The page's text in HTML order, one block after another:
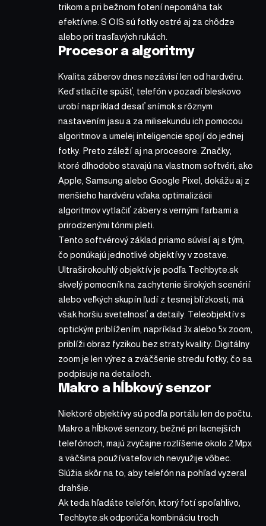
trikom a pri bežnom fotení nepomáha tak
efektívne. S OIS sú fotky ostré aj za chôdze
alebo pri trasľavých rukách.
Procesor a algoritmy
Kvalita záberov dnes nezávisí len od hardvéru.
Keď stlačíte spúšť, telefón v pozadí bleskovo
urobí napríklad desať snímok s rôznym
nastavením jasu a za milisekundu ich pomocou
algoritmov a umelej inteligencie spojí do jednej
fotky. Preto záleží aj na procesore. Značky,
ktoré dlhodobo stavajú na vlastnom softvéri, ako
Apple, Samsung alebo Google Pixel, dokážu aj z
menšieho hardvéru vďaka optimalizácii
algoritmov vytlačiť zábery s vernými farbami a
prirodzenými tónmi pleti.
Tento softvérový základ priamo súvisí aj s tým,
čo ponúkajú jednotlivé objektívy v zostave.
Ultraširokouhlý objektív je podľa Techbyte.sk
skvelý pomocník na zachytenie širokých scenérií
alebo veľkých skupín ľudí z tesnej blízkosti, má
však horšiu svetelnosť a detaily. Teleobjektív s
optickým priblížením, napríklad 3x alebo 5x zoom,
priblíži obraz fyzikou bez straty kvality. Digitálny
zoom je len výrez a zväčšenie stredu fotky, čo sa
podpisuje na detailoch.
Makro a hĺbkový senzor
Niektoré objektívy sú podľa portálu len do počtu.
Makro a hĺbkové senzory, bežné pri lacnejších
telefónoch, majú zvyčajne rozlíšenie okolo 2 Mpx
a väčšina používateľov ich nevyužije vôbec.
Slúžia skôr na to, aby telefón na pohľad vyzeral
drahšie.
Ak teda hľadáte telefón, ktorý fotí spoľahlivo,
Techbyte.sk odporúča kombináciu troch